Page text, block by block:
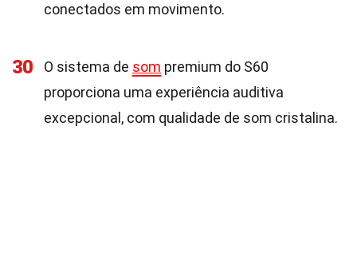
conectados em movimento.
30 O sistema de som premium do S60
proporciona uma experiência auditiva
excepcional, com qualidade de som cristalina.